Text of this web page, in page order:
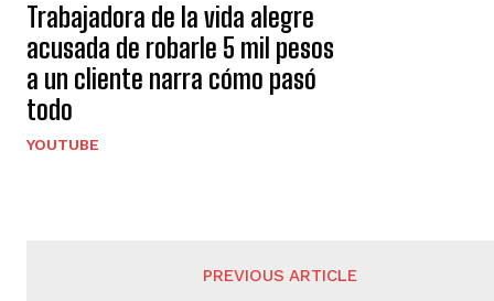
Trabajadora de la vida alegre
acusada de robarle 5 mil pesos
a un cliente narra cómo pasó
todo
YOUTUBE
PREVIOUS ARTICLE